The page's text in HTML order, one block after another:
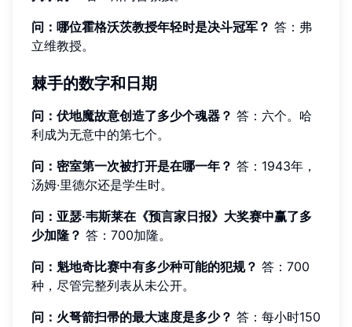
问：哪位霍格沃茨教授年轻时是决斗冠军？ 答：弗
立维教授。
棘手的数字和日期
问：伏地魔故意创造了多少个魂器？ 答：六个。哈
利成为无意中的第七个。
问：密室第一次被打开是在哪一年？ 答：1943年，
汤姆·里德尔还是学生时。
问：亚瑟·韦斯莱在《预言家日报》大奖赛中赢了多
少加隆？ 答：700加隆。
问：魁地奇比赛中有多少种可能的犯规？ 答：700
种，尽管完整列表从未公开。
问：火弩箭扫帚的最大速度是多少？ 答：每小时150